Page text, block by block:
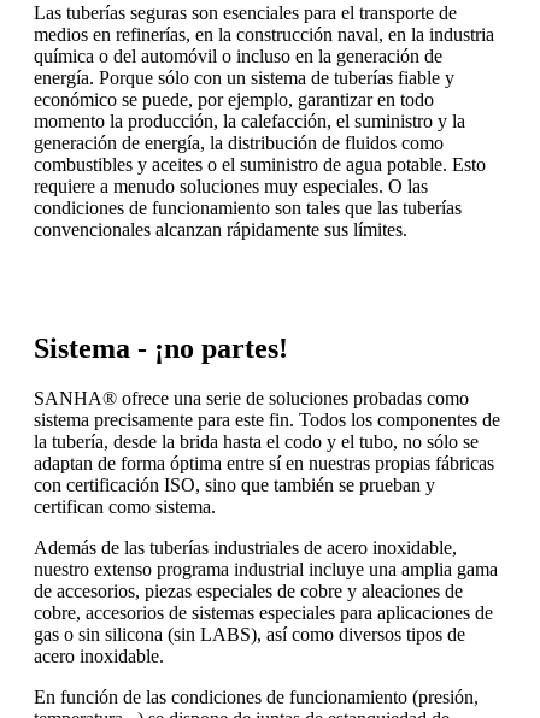
Las tuberías seguras son esenciales para el transporte de
medios en refinerías, en la construcción naval, en la industria
química o del automóvil o incluso en la generación de
energía. Porque sólo con un sistema de tuberías fiable y
económico se puede, por ejemplo, garantizar en todo
momento la producción, la calefacción, el suministro y la
generación de energía, la distribución de fluidos como
combustibles y aceites o el suministro de agua potable. Esto
requiere a menudo soluciones muy especiales. O las
condiciones de funcionamiento son tales que las tuberías
convencionales alcanzan rápidamente sus límites.
Sistema - ¡no partes!
SANHA® ofrece una serie de soluciones probadas como
sistema precisamente para este fin. Todos los componentes de
la tubería, desde la brida hasta el codo y el tubo, no sólo se
adaptan de forma óptima entre sí en nuestras propias fábricas
con certificación ISO, sino que también se prueban y
certifican como sistema.
Además de las tuberías industriales de acero inoxidable,
nuestro extenso programa industrial incluye una amplia gama
de accesorios, piezas especiales de cobre y aleaciones de
cobre, accesorios de sistemas especiales para aplicaciones de
gas o sin silicona (sin LABS), así como diversos tipos de
acero inoxidable.
En función de las condiciones de funcionamiento (presión,